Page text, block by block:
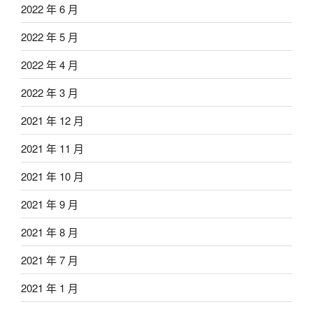
2022 年 6 月
2022 年 5 月
2022 年 4 月
2022 年 3 月
2021 年 12 月
2021 年 11 月
2021 年 10 月
2021 年 9 月
2021 年 8 月
2021 年 7 月
2021 年 1 月